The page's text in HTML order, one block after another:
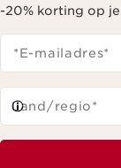
-20% korting op
*E-mailadres*
Land/regio*